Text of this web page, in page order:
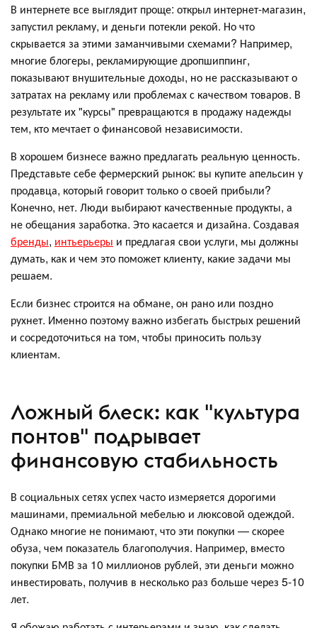
В интернете все выглядит проще: открыл интернет-магазин,
запустил рекламу, и деньги потекли рекой. Но что
скрывается за этими заманчивыми схемами? Например,
многие блогеры, рекламирующие дропшиппинг,
показывают внушительные доходы, но не рассказывают о
затратах на рекламу или проблемах с качеством товаров. В
результате их "курсы" превращаются в продажу надежды
тем, кто мечтает о финансовой независимости.
В хорошем бизнесе важно предлагать реальную ценность.
Представьте себе фермерский рынок: вы купите апельсин у
продавца, который говорит только о своей прибыли?
Конечно, нет. Люди выбирают качественные продукты, а
не обещания заработка. Это касается и дизайна. Создавая
бренды, интьерьеры и предлагая свои услуги, мы должны
думать, как и чем это поможет клиенту, какие задачи мы
решаем.
Если бизнес строится на обмане, он рано или поздно
рухнет. Именно поэтому важно избегать быстрых решений
и сосредоточиться на том, чтобы приносить пользу
клиентам.
Ложный блеск: как "культура
понтов" подрывает
финансовую стабильность
В социальных сетях успех часто измеряется дорогими
машинами, премиальной мебелью и люксовой одеждой.
Однако многие не понимают, что эти покупки — скорее
обуза, чем показатель благополучия. Например, вместо
покупки БМВ за 10 миллионов рублей, эти деньги можно
инвестировать, получив в несколько раз больше через 5-10
лет.